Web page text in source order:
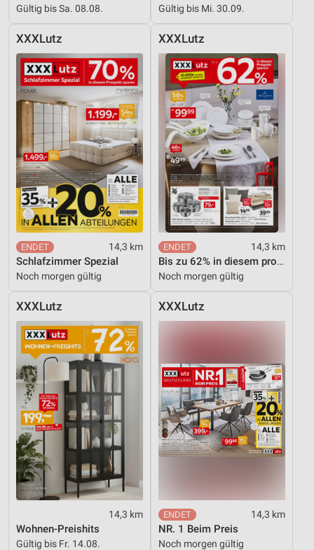
Gültig bis Sa. 08.08. Gültig bis Mi. 30.09.
XXXLutz
14,3 km
Schlafzimmer Spezial
Noch morgen gültig
XXXLutz
14,3 km
Bis zu 62% in diesem prospekt
Noch morgen gültig
XXXLutz
14,3 km
Wohnen-Preishits
Gültig bis Fr. 14.08.
XXXLutz
14,3 km
NR. 1 Beim Preis
Noch morgen gültig